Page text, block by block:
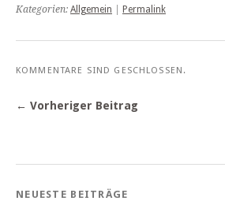
Kategorien: Allgemein Permalink
KOMMENTARE SIND GESCHLOSSEN.
← Vorheriger Beitrag
NEUESTE BEITRÄGE